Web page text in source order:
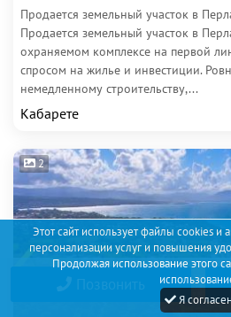
Этот сайт использует файлы cookies и
персонализации услуг и повышения
Продолжая использование этого
Я согласен
Продается земельный участок в
Продается земельный участок в
охраняемом комплексе на первой
спросом на жилье и инвестиции.
немедленному строительству,...
Кабарете
2
Позвонить